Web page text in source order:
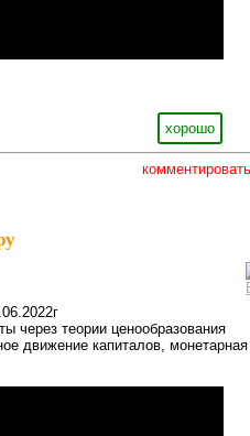
хорошо
комментировать
через теории ценообразования
движение капиталов, монетарная